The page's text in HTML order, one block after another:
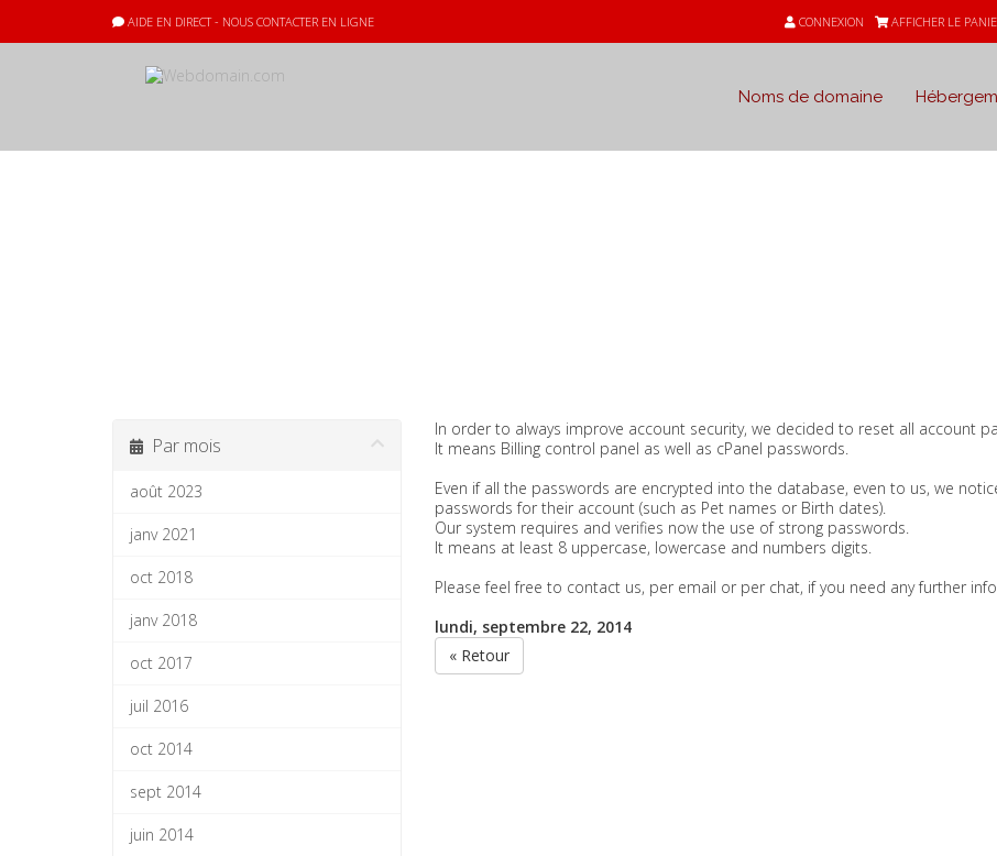
AIDE EN DIRECT - NOUS CONTACTER EN LIGNE CONNEXION AFFICHER LE
Noms de domaine
Par mois
août 2023
janv 2021
oct 2018
janv 2018
oct 2017
juil 2016
oct 2014
sept 2014
juin 2014
In order to always improve account security, we decided to reset all account
It means Billing control panel as well as cPanel passwords.
Even if all the passwords are encrypted into the database, even to us, we
passwords for their account (such as Pet names or Birth dates).
Our system requires and verifies now the use of strong passwords.
It means at least 8 uppercase, lowercase and numbers digits.
Please feel free to contact us, per email or per chat, if you need any further
lundi, septembre 22, 2014
« Retour